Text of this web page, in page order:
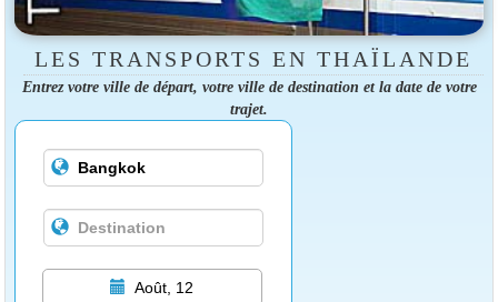
LES TRANSPORTS EN THAÏLANDE
Entrez votre ville de départ, votre ville de destination et la date de votre
trajet.
Août, 12